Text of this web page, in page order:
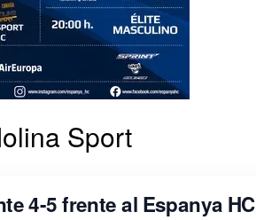
Sport
4-5 frente al Espanya HC